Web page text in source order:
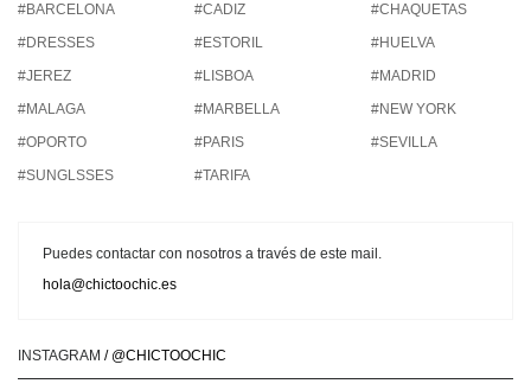
#BARCELONA #CADIZ
#CHAQUETAS
#DRESSES
#ESTORIL
#HUELVA
#JEREZ
#LISBOA
#MADRID
#MALAGA
#MARBELLA
#NEW YORK
#OPORTO
#PARIS
#SEVILLA
#SUNGLSSES
#TARIFA
Puedes contactar con nosotros a través de este mail.
hola@chictoochic.es
INSTAGRAM / @CHICTOOCHIC